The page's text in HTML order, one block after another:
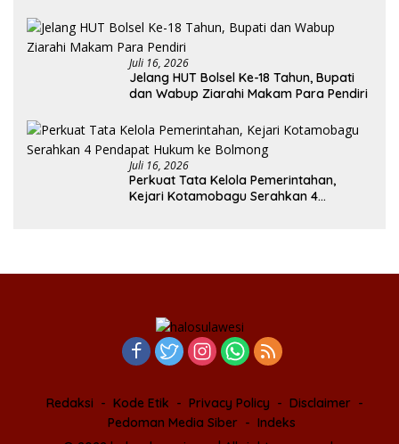
Juli 16, 2026
Jelang HUT Bolsel Ke-18 Tahun, Bupati
dan Wabup Ziarahi Makam Para Pendiri
Juli 16, 2026
Perkuat Tata Kelola Pemerintahan,
Kejari Kotamobagu Serahkan 4
Redaksi Kode Etik Privacy Policy
Disclaimer
Pedoman Media Siber
Indeks